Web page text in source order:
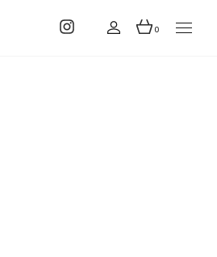
0